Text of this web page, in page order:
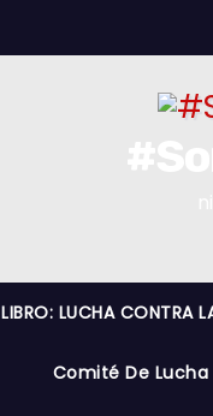
LIBRO: LUCHA CONTRA
Comité De